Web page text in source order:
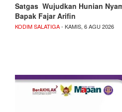
Satgas Wujudkan Hunian
Bapak Fajar Arifin
KODIM SALATIGA- KAMIS, 6 AGU 2026